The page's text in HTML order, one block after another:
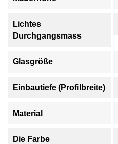
Lichtes
Durchgangsmass
Glasgröße
Einbautiefe (Profilbreite)
Material
Die Farbe